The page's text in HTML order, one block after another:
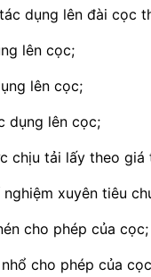
dụng lên đài cọc
lên cọc;
lên cọc;
dụng lên cọc;
chịu tải lấy theo
xuyên tiêu
cho phép của cọc;
cho phép của